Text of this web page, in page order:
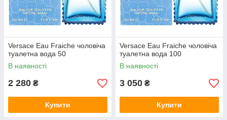
Versace Eau Fraiche чоловіча
туалетна вода 50
В наявності
2 280 ₴
Купити
Versace Eau Fraiche чоловіча
туалетна вода 100
В наявності
3 050 ₴
Купити